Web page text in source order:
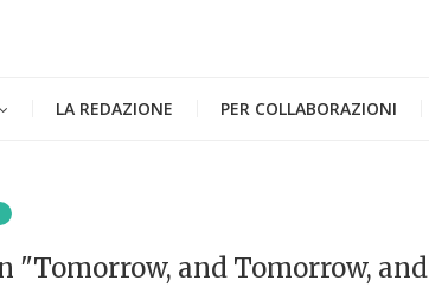
LA REDAZIONE PER COLLABORAZIONI
and Tomorrow, and